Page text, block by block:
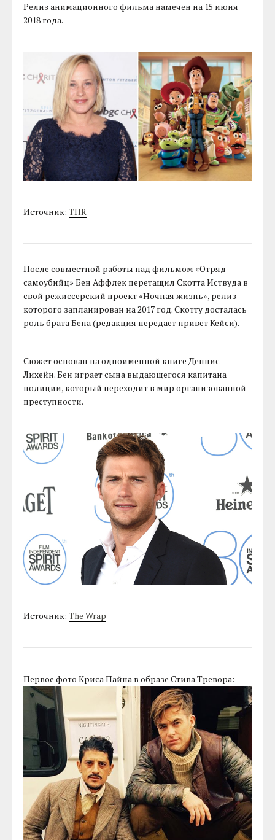
Релиз анимационного фильма намечен на 15 июня
2018 года.
Источник:THR
После совместной работы над фильмом «Отряд
самоубийц» Бен Аффлек перетащил Скотта Иствуда в
свой режиссерский проект «Ночная жизнь», релиз
которого запланирован на 2017 год. Скотту досталась
роль брата Бена (редакция передает привет Кейси).
Сюжет основан на одноименной книге Деннис
Лихейн. Бен играет сына выдающегося капитана
полиции, который переходит в мир организованной
преступности.
Источник:The Wrap
Первое фото Криса Пайна в образе Стива Тревора: